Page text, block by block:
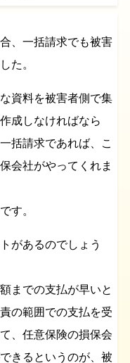
、一括請求でも被害
た。
資料を被害者側で集
成しなければなら
括請求であれば、こ
会社がやってくれま
す。
があるのでしょう
までの支払が早いと
の範囲での支払を受
、任意保険の損保会
きるというのが、被